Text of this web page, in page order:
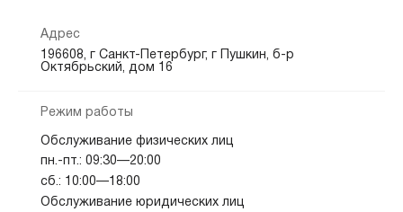
Адрес
196608, г Санкт-Петербург, г Пушкин, б-р
Октябрьский, дом 16
Режим работы
Обслуживание физических лиц
пн.-пт.: 09:30—20:00
сб.: 10:00—18:00
Обслуживание юридических лиц